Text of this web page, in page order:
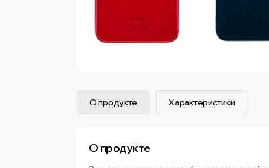
О продукте Характеристики
О продукте